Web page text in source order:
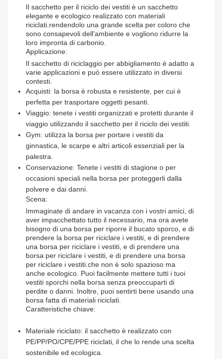
Il sacchetto per il riciclo dei vestiti è un sacchetto
elegante e ecologico realizzato con materiali
riciclati.rendendolo una grande scelta per coloro che
sono consapevoli dell'ambiente e vogliono ridurre la
loro impronta di carbonio.
Applicazione:
Il sacchetto di riciclaggio per abbigliamento è adatto a
varie applicazioni e può essere utilizzato in diversi
contesti.
Acquisti: la borsa è robusta e resistente, per cui è
perfetta per trasportare oggetti pesanti.
Viaggio: tenete i vestiti organizzati e protetti durante il
viaggio utilizzando il sacchetto per il riciclo dei vestiti.
Gym: utilizza la borsa per portare i vestiti da
ginnastica, le scarpe e altri articoli essenziali per la
palestra.
Conservazione: Tenete i vestiti di stagione o per
occasioni speciali nella borsa per proteggerli dalla
polvere e dai danni.
Scena:
Immaginate di andare in vacanza con i vostri amici, di
aver impacchettato tutto il necessario, ma ora avete
bisogno di una borsa per riporre il bucato sporco, e di
prendere la borsa per riciclare i vestiti, e di prendere
una borsa per riciclare i vestiti, e di prendere una
borsa per riciclare i vestiti, e di prendere una borsa
per riciclare i vestiti.che non è solo spazioso ma
anche ecologico. Puoi facilmente mettere tutti i tuoi
vestiti sporchi nella borsa senza preoccuparti di
perdite o danni. Inoltre, puoi sentirti bene usando una
borsa fatta di materiali riciclati.
Caratteristiche chiave:
Materiale riciclato: il sacchetto è realizzato con
PE/PP/PO/CPE/PPE riciclati, il che lo rende una scelta
sostenibile ed ecologica.